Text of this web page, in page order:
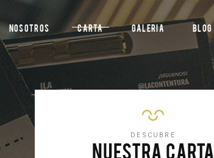
Nosotros Carta Galeria Blog
DESCUBRE
NUESTRA CARTA